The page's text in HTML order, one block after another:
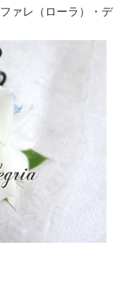
ァレ（ローラ）・デ